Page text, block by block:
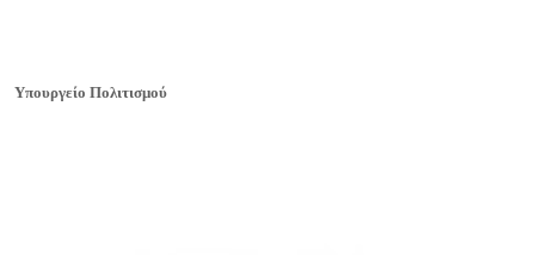
Υπουργείο Πολιτισμού